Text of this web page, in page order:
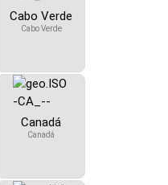
Cabo Verde
Cabo Verde
Canadá
Canadá